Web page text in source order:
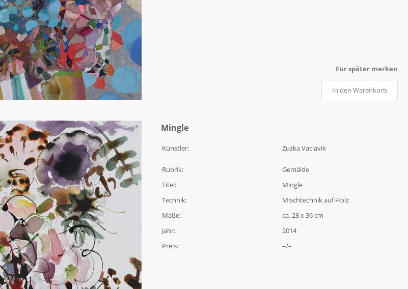
Für später merken
In den Warenkorb
Mingle
Künstler: Zuzka Vaclavik
Rubrik:
Gemälde
Titel:
Mingle
Technik:
Mischtechnik auf Holz
Maße:
ca. 28 x 36 cm
Jahr:
2014
Preis:
–/–